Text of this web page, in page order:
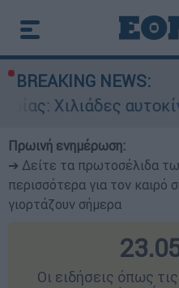
BREAKING NEWS:
αυτοκίνητα
Πρωινή ενημέρωση:
➔ Δείτε τα πρωτοσέλιδα
περισσότερα για τον καιρό
γιορτάζουν σήμερα
Οι ειδήσεις όπως